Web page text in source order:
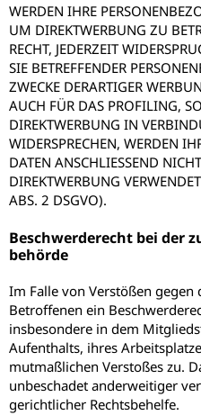
WERDEN IHRE
UM DIREKTWERBUNG ZU
RECHT, JEDERZEIT
SIE BETREFFENDER
ZWECKE DERARTIGER
AUCH FÜR DAS PROFILING,
DIREKTWERBUNG IN
WIDERSPRECHEN, WERDEN
DATEN ANSCHLIESSEND
DIREKTWERBUNG
ABS. 2 DSGVO).
Beschwerde­recht bei der
behörde
Im Falle von Verstößen gegen
Betroffenen ein
insbesondere in dem
Aufenthalts, ihres
mutmaßlichen Verstoßes zu.
unbeschadet anderweitiger
gerichtlicher Rechtsbehelfe.